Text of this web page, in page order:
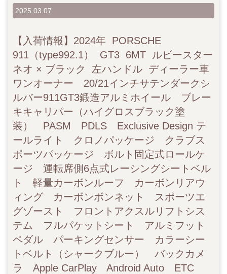
2025.03.07
【入荷情報】2024年 PORSCHE
911（type992.1） GT3 6MT ルビースター
ネオ × ブラック 左ハンドル ディーラー車
ワンオーナー 20/21インチサテンダークシ
ルバー911GT3鍛造アルミホイール ブレー
キキャリパー（ハイグロスブラック塗
装） PASM PDLS Exclusive Design テ
ールライト クロノパッケージ クラブス
ポーツパッケージ ボルト固定式ロールケ
ージ 運転席側6点式レーシングシートベル
ト 軽量カーボンルーフ カーボンリアウ
ィング カーボンボンネット スポーツエ
グゾースト フロントアクスルリフトシス
テム フルパケットシート アルミフット
ペダル パーキングセンサー カラーシー
トベルト（シャークブルー） バックカメ
ラ Apple CarPlay Android Auto ETC